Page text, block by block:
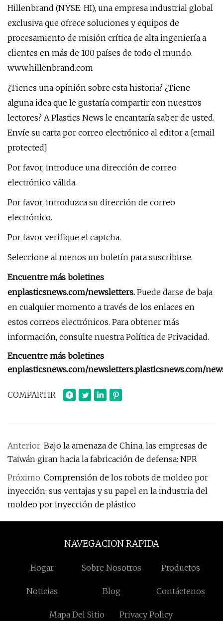
Hillenbrand (NYSE: HI), una empresa industrial global
exclusiva que ofrece soluciones y equipos de
procesamiento de misión crítica de alta ingeniería a
clientes en más de 100 países de todo el mundo.
www.hillenbrand.com
¿Tienes una opinión sobre esta historia? ¿Tiene
alguna idea que le gustaría compartir con nuestros
lectores? A Plastics News le encantaría saber de usted.
Envíe su carta por correo electrónico al editor a [email
protected]
Por favor, introduce una dirección de correo
electrónico válida.
Por favor, introduzca su dirección de correo
electrónico.
Por favor verifique el captcha.
Seleccione al menos un boletín para suscribirse.
Encuentre más boletines
enplasticsnews.com/newsletters. Puede darse de baja
en cualquier momento a través de los enlaces en
estos correos electrónicos. Para obtener más
información, consulte nuestra Política de Privacidad.
Encuentre más boletines
enplasticsnews.com/newsletters.plasticsnews.com/
COMPARTIR
Anterior: Bajo la amenaza de China, las empresas de
Taiwán giran hacia la fabricación de defensa: NPR
Próximo: Comprensión de los robots de moldeo por
inyección: sus ventajas y su papel en la industria del
moldeo por inyección de plástico
NAVEGACION RAPIDA
Hogar Sobre Nosotros Productos
Noticias Blog Contáctenos
Mapa Del Sitio Privacy Policy